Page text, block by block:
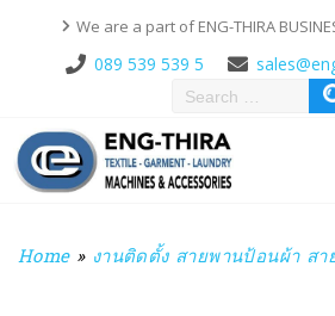
We are a part of ENG-THIRA
089 539 539 5
Home» งานติดตั้ง สายพานป้อนผ้า ส